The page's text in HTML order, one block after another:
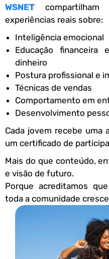
WSNET
experiências reais sobre:
Inteligência emocional
Educação
dinheiro
Postura profissional e
Técnicas de vendas
Comportamento em
Desenvolvimento
Cada jovem recebe uma
um certificado de
Mais do que conteúdo,
e visão de futuro.
Porque acreditamos
toda a comunidade